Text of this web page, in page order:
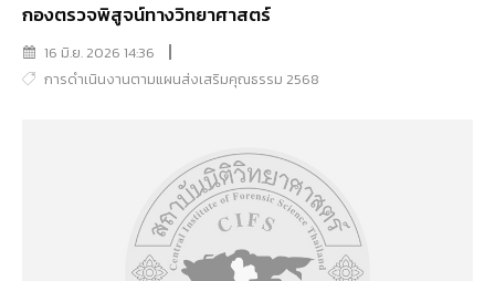
กองตรวจพิสูจน์ทางวิทยาศาสตร์
16 มิ.ย. 2026 14:36
การดำเนินงานตามแผนส่งเสริมคุณธรรม 2568